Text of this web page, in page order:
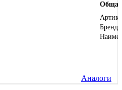
Бренд
Аналоги